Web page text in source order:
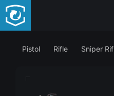
Pistol Rifle Sniper